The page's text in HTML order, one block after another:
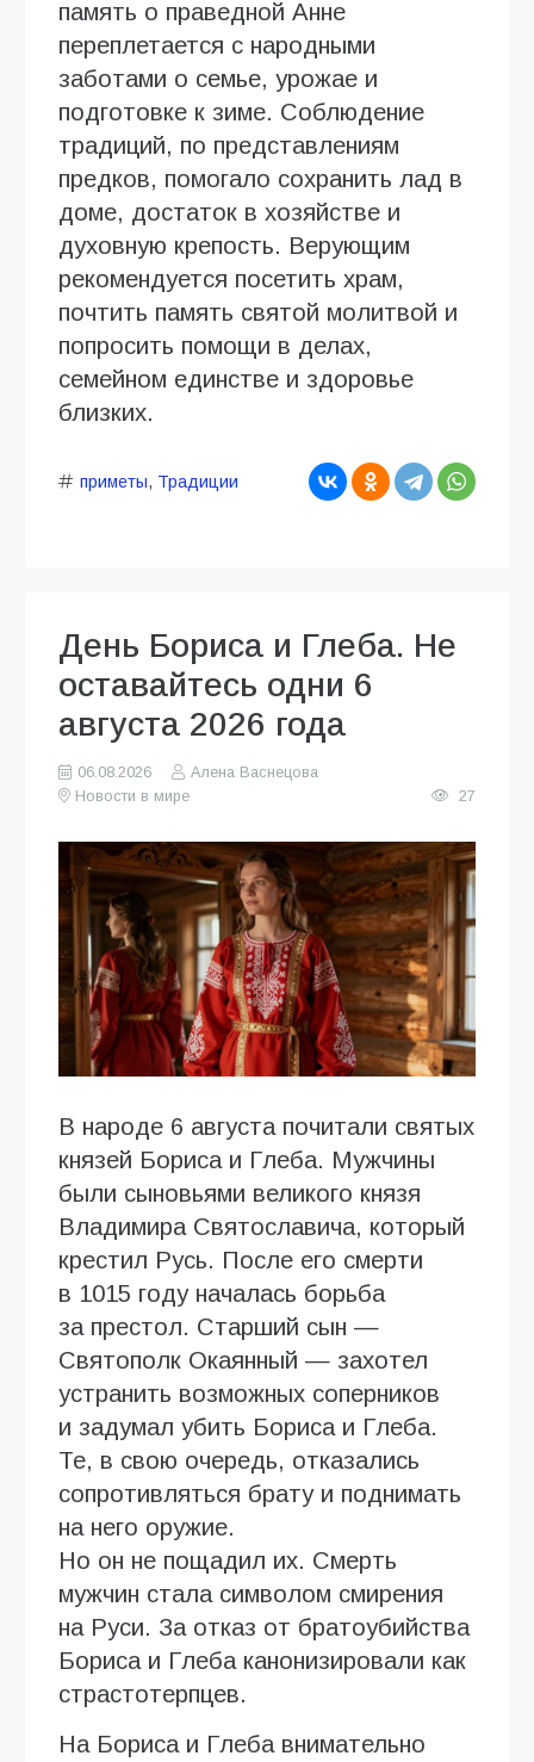
память о праведной Анне
переплетается с народными
заботами о семье, урожае и
подготовке к зиме. Соблюдение
традиций, по представлениям
предков, помогало сохранить лад в
доме, достаток в хозяйстве и
духовную крепость. Верующим
рекомендуется посетить храм,
почтить память святой молитвой и
попросить помощи в делах,
семейном единстве и здоровье
близких.
приметы, Традиции
День Бориса и Глеба. Не
оставайтесь одни 6
августа 2026 года
06.08.2026
Алена Васнецова
Новости в мире
27
В народе 6 августа почитали святых
князей Бориса и Глеба. Мужчины
были сыновьями великого князя
Владимира Святославича, который
крестил Русь. После его смерти
в 1015 году началась борьба
за престол. Старший сын —
Святополк Окаянный — захотел
устранить возможных соперников
и задумал убить Бориса и Глеба.
Те, в свою очередь, отказались
сопротивляться брату и поднимать
на него оружие.
Но он не пощадил их. Смерть
мужчин стала символом смирения
на Руси. За отказ от братоубийства
Бориса и Глеба канонизировали как
страстотерпцев.
На Бориса и Глеба внимательно